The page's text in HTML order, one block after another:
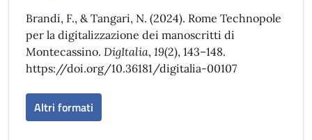
Brandi, F., & Tangari, N. (2024). Rome Technopole
per la digitalizzazione dei manoscritti di
Montecassino. DigItalia, 19(2), 143–148.
https://doi.org/10.36181/digitalia-00107
Altri formati